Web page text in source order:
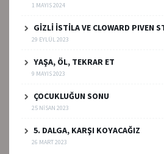
1 MAYIS 2024
GİZLİ İSTİLA VE CLOWARD PIVEN
29 EYLÜL 2023
YAŞA, ÖL, TEKRAR ET
9 MAYIS 2023
ÇOCUKLUĞUN SONU
25 NISAN 2023
5. DALGA, KARŞI KOYACAĞIZ
26 MART 2023